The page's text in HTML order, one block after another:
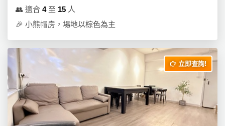
👥 適合 4至 15 人
🎉 小熊帽房，場地以棕色為主
立即查詢!